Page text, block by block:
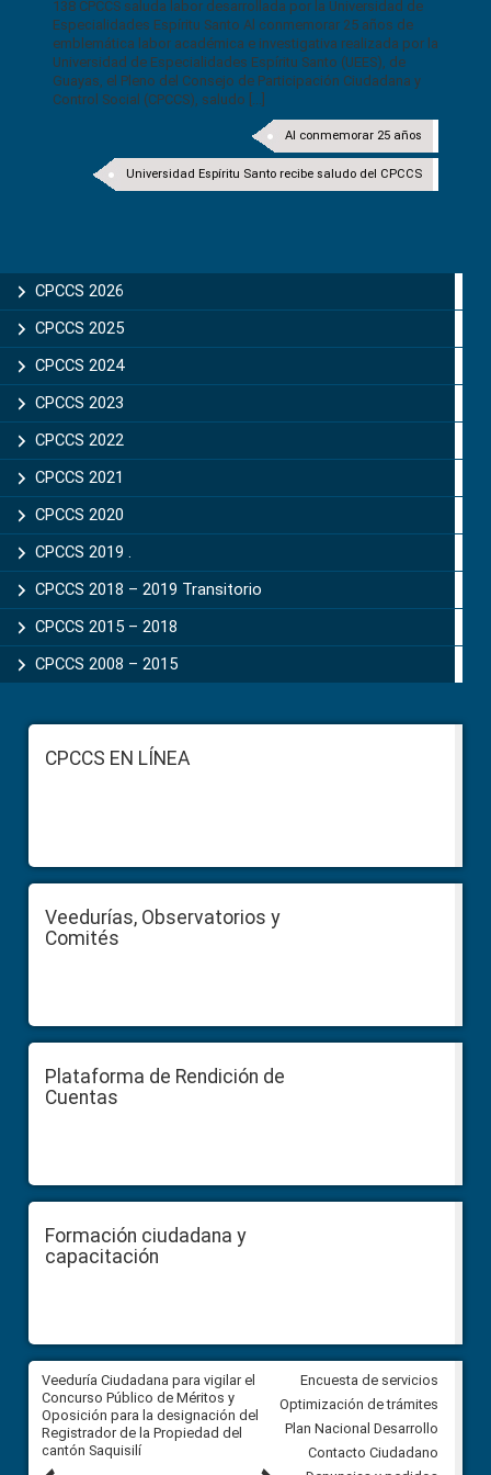
138 CPCCS saluda labor desarrollada por la Universidad de
Especialidades Espíritu Santo Al conmemorar 25 años de
emblemática labor académica e investigativa realizada por la
Universidad de Especialidades Espíritu Santo (UEES), de
Guayas, el Pleno del Consejo de Participación Ciudadana y
Control Social (CPCCS), saludo [...]
Al conmemorar 25 años
Universidad Espíritu Santo recibe saludo del CPCCS
CPCCS 2026
CPCCS 2025
CPCCS 2024
CPCCS 2023
CPCCS 2022
CPCCS 2021
CPCCS 2020
CPCCS 2019 .
CPCCS 2018 – 2019 Transitorio
CPCCS 2015 – 2018
CPCCS 2008 – 2015
FooterCPCCS EN LÍNEA
Veedurías, Observatorios y
Comités
Plataforma de Rendición de
Cuentas
Formación ciudadana y
capacitación
Veeduría Ciudadana para vigilar el
Concurso Público de Méritos y
Oposición para la designación del
Registrador de la Propiedad del
cantón Saquisilí
Veeduría Ciudadana para
construcción del asfaltado de
Ballenita del cantón Santa
Encuesta de servicios
Optimización de trámites
Plan Nacional Desarrollo
Contacto Ciudadano